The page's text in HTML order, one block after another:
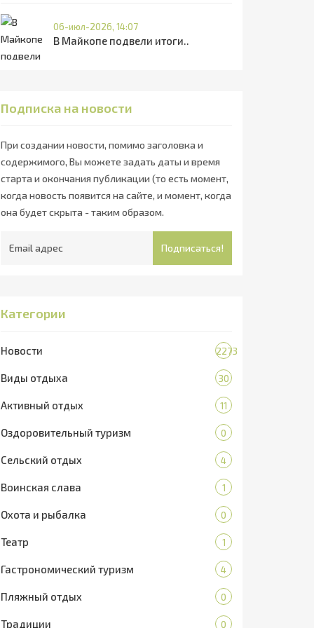
06-июл-2026, 14:07
В Майкопе подвели итоги..
Подписка на новости
При создании новости, помимо заголовка и
содержимого, Вы можете задать даты и время
старта и окончания публикации (то есть момент,
когда новость появится на сайте, и момент, когда
она будет скрыта - таким образом.
Подписаться!
Категории
Новости 2273
Виды отдыха 30
Активный отдых 11
Оздоровительный туризм 0
Сельский отдых 4
Воинская слава 1
Охота и рыбалка 0
Театр 1
Гастрономический туризм 4
Пляжный отдых 0
Традиции 0